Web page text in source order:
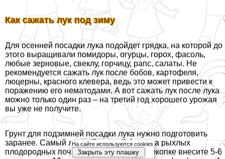
Как сажать лук под зиму
Для осенней посадки лука подойдет грядка, на которой до
этого выращивали помидоры, огурцы, горох, фасоль,
любые зерновые, свеклу, горчицу, рапс, салаты. Не
рекомендуется сажать лук после бобов, картофеля,
люцерны, красного клевера, ведь это может привести к
поражению его нематодами. А вот сажать лук после лука
можно только один раз – на третий год хорошего урожая
вы уже не получите.
Грунт для подзимней посадки лука нужно подготовить
заранее. Самый лучший урожай будет на рыхлых
плодородных почвах. Поэтому при перекопке внесите 5-6
На сайте используются cookies
Закрыть эту плашку